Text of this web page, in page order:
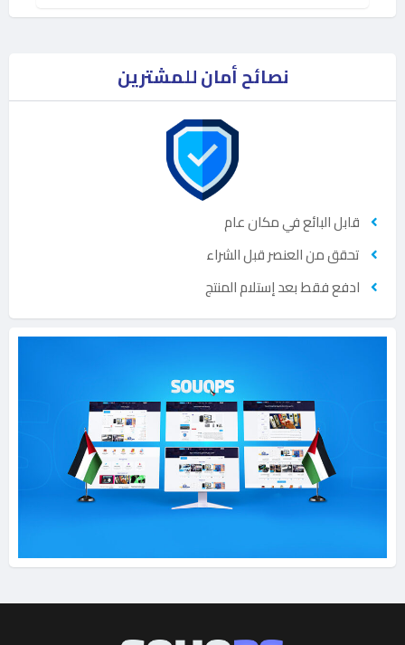
نصائح أمان للمشترين
قابل البائع في مكان عام
تحقق من العنصر قبل الشراء
ادفع فقط بعد إستلام المنتج